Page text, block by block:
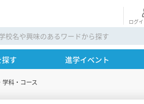
ログ
す 進学イベント
学科・コース